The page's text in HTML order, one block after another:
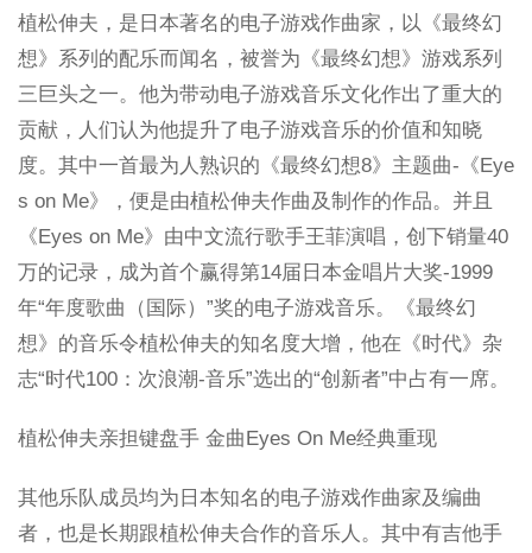
植松伸夫，是日本著名的电子游戏作曲家，以《最终幻
想》系列的配乐而闻名，被誉为《最终幻想》游戏系列
三巨头之一。他为带动电子游戏音乐文化作出了重大的
贡献，人们认为他提升了电子游戏音乐的价值和知晓
度。其中一首最为人熟识的《最终幻想8》主题曲-《Eye
s on Me》，便是由植松伸夫作曲及制作的作品。并且
《Eyes on Me》由中文流行歌手王菲演唱，创下销量40
万的记录，成为首个赢得第14届日本金唱片大奖-1999
年“年度歌曲（国际）”奖的电子游戏音乐。《最终幻
想》的音乐令植松伸夫的知名度大增，他在《时代》杂
志“时代100：次浪潮-音乐”选出的“创新者”中占有一席。
植松伸夫亲担键盘手 金曲Eyes On Me经典重现
其他乐队成员均为日本知名的电子游戏作曲家及编曲
者，也是长期跟植松伸夫合作的音乐人。其中有吉他手